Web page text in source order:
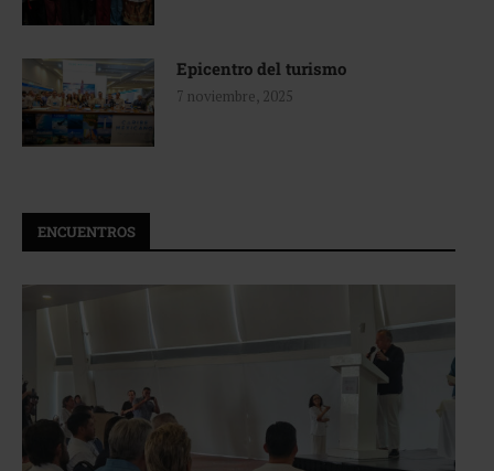
Epicentro del turismo
7 noviembre, 2025
ENCUENTROS